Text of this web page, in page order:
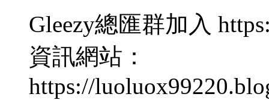
Gleezy總匯群加入
資訊網站：
https://